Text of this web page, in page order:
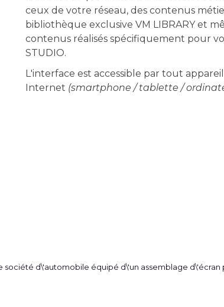
ceux de votre réseau, des contenus
bibliothèque exclusive VM LIBRARY et
contenus réalisés spécifiquement pour
STUDIO.
L'interface est accessible par tout
Internet (smartphone / tablette /